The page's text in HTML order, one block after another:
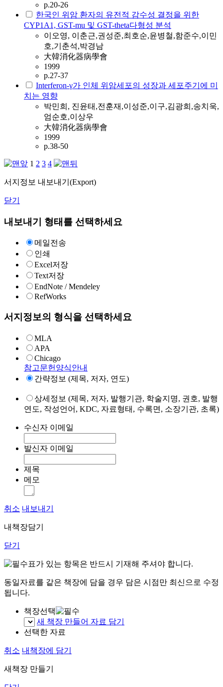
p.20-26
한국인 위암 환자의 유전적 감수성 결정을 위한
CYP1A1, GST-mu 및 GST-theta다형성 분석
이오영, 이춘근,권성준,최호순,윤병철,함준수,이민
호,기춘석,박경남
大韓消化器病學會
1999
p.27-37
Interferon-γ가 인체 위암세포의 성장과 세포주기에 미
치는 영향
박민희, 진윤태,전훈재,이성준,이구,김광희,송치욱,
엄순호,이상우
大韓消化器病學會
1999
p.38-50
1 2 3 4
서지정보 내보내기(Export)
닫기
내보내기 형태를 선택하세요
메일전송
인쇄
Excel저장
Text저장
EndNote / Mendeley
RefWorks
서지정보의 형식을 선택하세요
MLA
APA
Chicago
참고문헌양식안내
간략정보 (제목, 저자, 연도)
상세정보 (제목, 저자, 발행기관, 학술지명, 권호, 발행
연도, 작성언어, KDC, 자료형태, 수록면, 소장기관, 초록)
수신자 이메일
발신자 이메일
제목
메모
취소 내보내기
내책장담기
닫기
표가 있는 항목은 반드시 기재해 주셔야 합니다.
동일자료를 같은 책장에 담을 경우 담은 시점만 최신으로 수정
됩니다.
책장선택
새 책장 만들어 자료 담기
선택한 자료
취소 내책장에 담기
새책장 만들기